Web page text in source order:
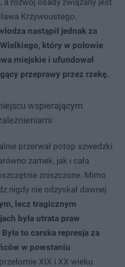
Krzywoustego.
nastąpił jednak za
który w połowie
miejskie i ufundował
przeprawy przez rzekę.
wspierającym
przerwał potop szwedzki
zamek, jak i cała
zniszczone. Mimo
nigdy nie odzyskał dawnej
lecz tragicznym
była utrata praw
to carska represja za
w powstaniu
XIX i XX wieku